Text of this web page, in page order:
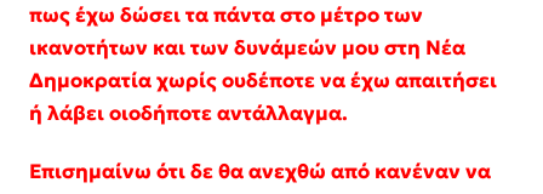
πως έχω δώσει τα πάντα στο μέτρο των
ικανοτήτων και των δυνάμεών μου στη Νέα
Δημοκρατία χωρίς ουδέποτε να έχω απαιτήσει
ή λάβει οιοδήποτε αντάλλαγμα.
Επισημαίνω ότι δε θα ανεχθώ από κανέναν να